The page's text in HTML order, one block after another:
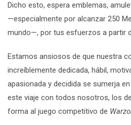
Dicho esto, espera emblemas,
—especialmente por alcanzar 250
mundo—, por tus esfuerzos a partir
Estamos ansiosos de que nuestra
increíblemente dedicada, hábil,
apasionada y decidida se sumerja
este viaje con todos nosotros, los
forma al juego competitivo de